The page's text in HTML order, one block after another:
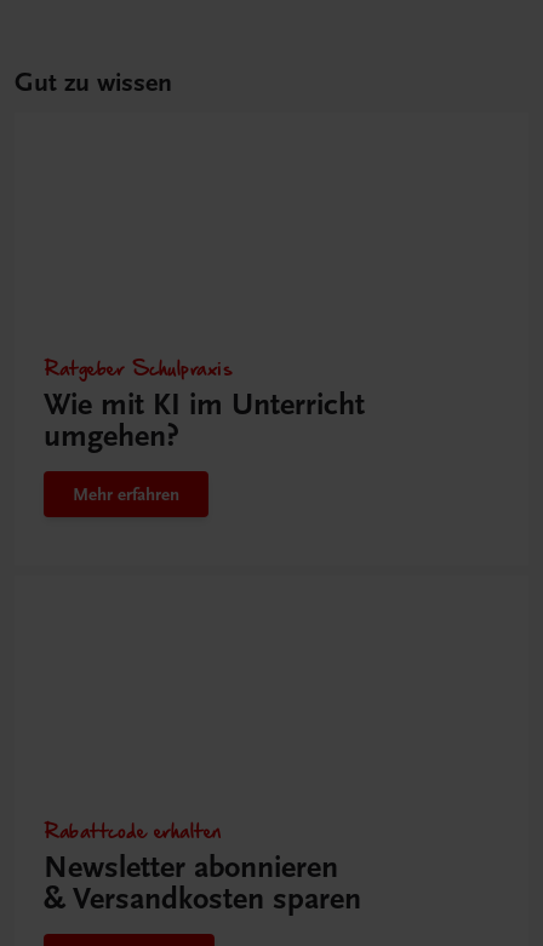
Gut zu wissen
Ratgeber Schulpraxis
Wie mit KI im Unterricht
umgehen?
Mehr erfahren
Rabattcode erhalten
Newsletter abonnieren
& Versandkosten sparen